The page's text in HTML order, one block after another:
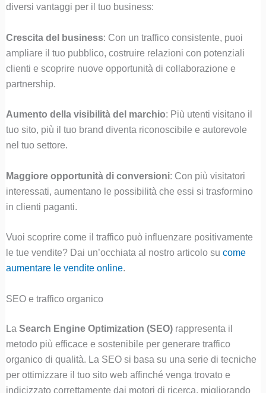
diversi vantaggi per il tuo business:
Crescita del business: Con un traffico consistente, puoi
ampliare il tuo pubblico, costruire relazioni con potenziali
clienti e scoprire nuove opportunità di collaborazione e
partnership.
Aumento della visibilità del marchio: Più utenti visitano il
tuo sito, più il tuo brand diventa riconoscibile e autorevole
nel tuo settore.
Maggiore opportunità di conversioni: Con più visitatori
interessati, aumentano le possibilità che essi si trasformino
in clienti paganti.
Vuoi scoprire come il traffico può influenzare positivamente
le tue vendite? Dai un’occhiata al nostro articolo su come
aumentare le vendite online.
SEO e traffico organico
La Search Engine Optimization (SEO)rappresenta il
metodo più efficace e sostenibile per generare traffico
organico di qualità. La SEO si basa su una serie di tecniche
per ottimizzare il tuo sito web affinché venga trovato e
indicizzato correttamente dai motori di ricerca, migliorando